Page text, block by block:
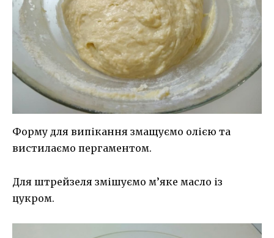
Форму для випікання змащуємо олією та
вистилаємо пергаментом.
Для штрейзеля змішуємо м’яке масло із
цукром.